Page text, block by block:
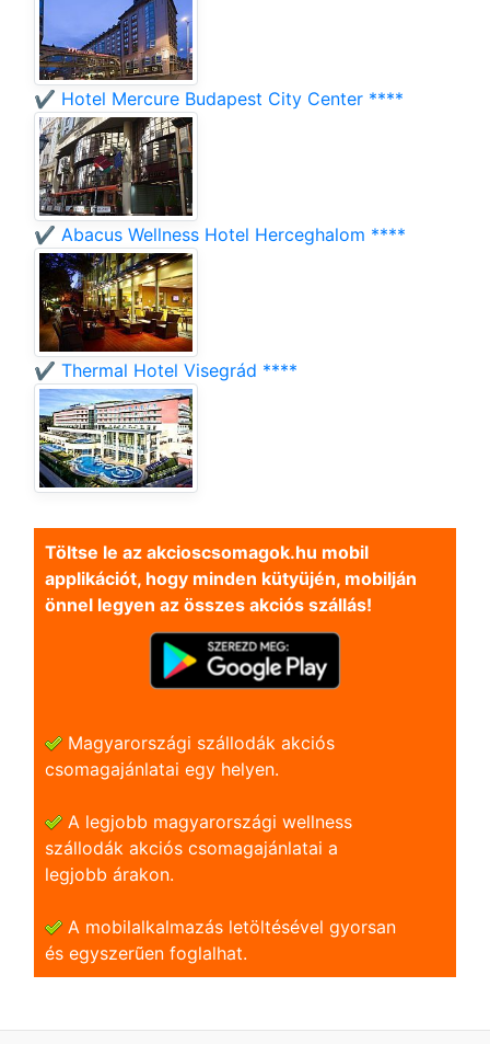
✔️ Hotel Mercure Budapest City Center ****
✔️ Abacus Wellness Hotel Herceghalom ****
✔️ Thermal Hotel Visegrád ****
Töltse le az akcioscsomagok.hu mobil
applikációt, hogy minden kütyüjén, mobilján
önnel legyen az összes akciós szállás!
Magyarországi szállodák akciós
csomagajánlatai egy helyen.
A legjobb magyarországi wellness
szállodák akciós csomagajánlatai a
legjobb árakon.
A mobilalkalmazás letöltésével gyorsan
és egyszerũen foglalhat.